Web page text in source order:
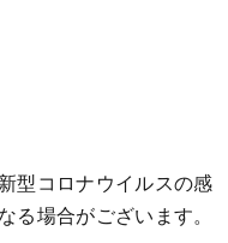
型コロナウイルスの感
る場合がございます。